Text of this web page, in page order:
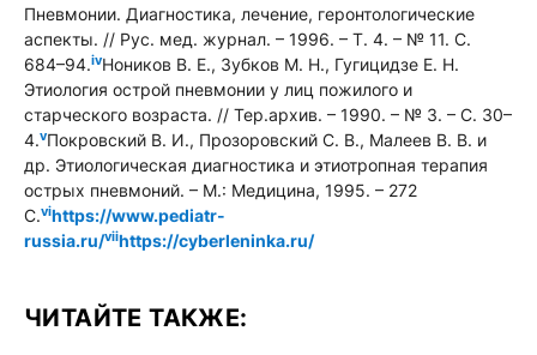
Пневмонии. Диагностика, лечение, геронтологические
аспекты. // Рус. мед. журнал. – 1996. – Т. 4. – № 11. С.
684–94.ivНоников В. Е., Зубков М. Н., Гугицидзе Е. Н.
Этиология острой пневмонии у лиц пожилого и
старческого возраста. // Тер.архив. – 1990. – № 3. – С. 30–
4.vПокровский В. И., Прозоровский С. В., Малеев В. В. и
др. Этиологическая диагностика и этиотропная терапия
острых пневмоний. – М.: Медицина, 1995. – 272
С.vihttps://www.pediatr-
russia.ru/viihttps://cyberleninka.ru/
ЧИТАЙТЕ ТАКЖЕ: